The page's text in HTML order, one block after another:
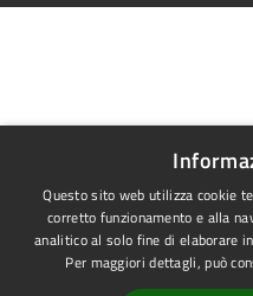
Questo sito web utilizza cookie
corretto funzionamento e alla
analitico al solo fine di elaborare
Per maggiori dettagli, può